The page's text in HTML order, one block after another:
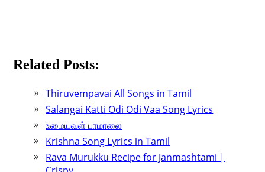
Related Posts:
Thiruvempavai All Songs in Tamil
Salangai Katti Odi Odi Vaa Song Lyrics
உமையவள் பாமாலை
Krishna Song Lyrics in Tamil
Rava Murukku Recipe for Janmashtami |